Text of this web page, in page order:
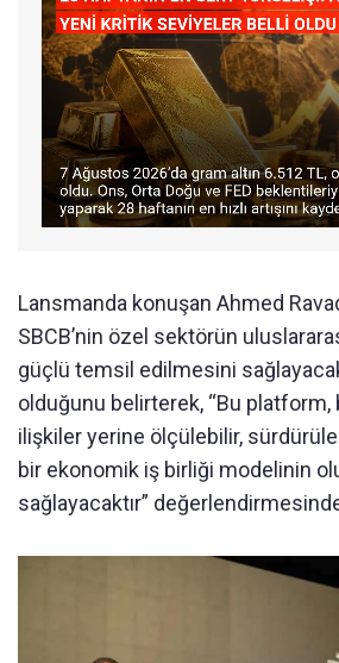
Lansmanda konuşan Ahmed
SBCB’nin özel sektörün
güçlü temsil edilmesini
olduğunu belirterek, “Bu platform,
ilişkiler yerine ölçülebilir,
bir ekonomik iş birliği modelinin
sağlayacaktır”